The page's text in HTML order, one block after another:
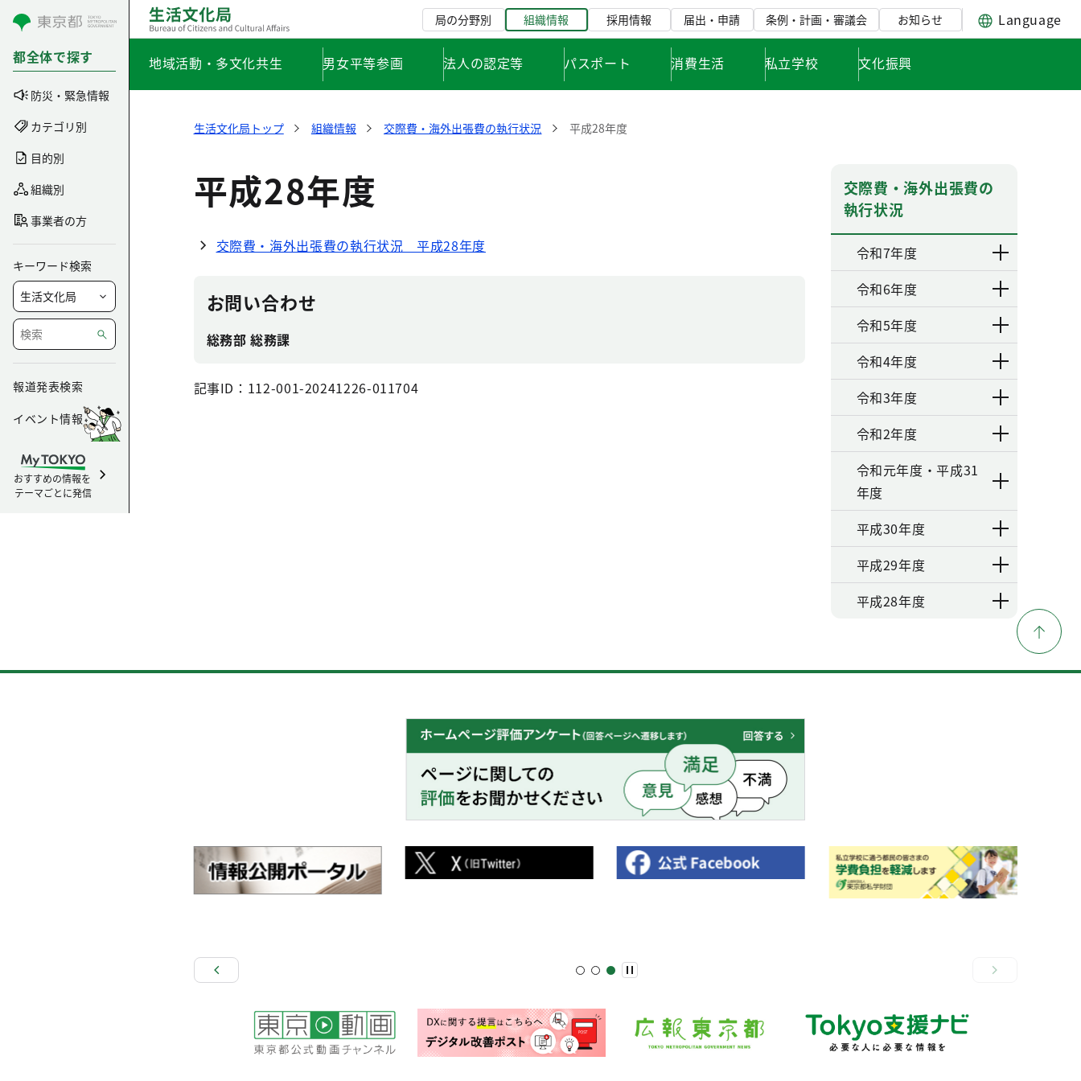
コンテンツにスキップ
都全体で探す
防災・緊急情報
カテゴリ別
目的別
組織別
事業者の方
キーワード検索
報道発表検索
イベント情報
おすすめの情報を
テーマごとに発信
局の分野別 組織情報 採用情報 届出・申請 条例・計画・審議会 お知らせ Language
地域活動・多文化共生 男女平等参画 法人の認定等 パスポート 消費生活 私立学校 文化振興
生活文化局トップ 組織情報 交際費・海外出張費の執行状況 平成28年度
平成28年度
交際費・海外出張費の執行状況 平成28年度
お問い合わせ
総務部 総務課
記事ID：112-001-20241226-011704
交際費・海外出張費の
執行状況
令和7年度
令和6年度
令和5年度
令和4年度
令和3年度
令和2年度
令和元年度・平成31
年度
平成30年度
平成29年度
平成28年度